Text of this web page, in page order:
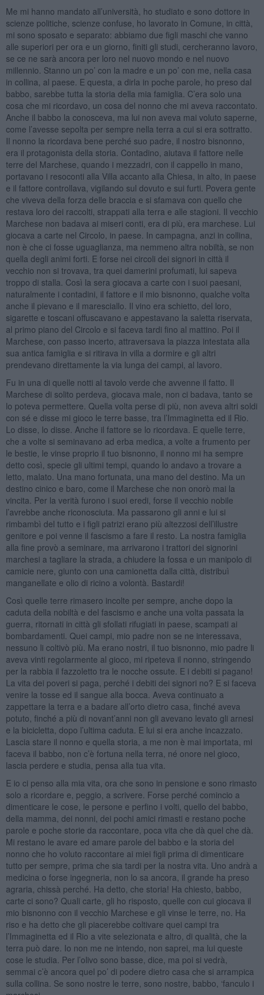
Me mi hanno mandato all’università, ho studiato e sono dottore in
scienze politiche, scienze confuse, ho lavorato in Comune, in città,
mi sono sposato e separato: abbiamo due figli maschi che vanno
alle superiori per ora e un giorno, finiti gli studi, cercheranno lavoro,
se ce ne sarà ancora per loro nel nuovo mondo e nel nuovo
millennio. Stanno un po’ con la madre e un po’ con me, nella casa
in collina, al paese. E questa, a dirla in poche parole, ho preso dal
babbo, sarebbe tutta la storia della mia famiglia. C’era solo una
cosa che mi ricordavo, un cosa del nonno che mi aveva raccontato.
Anche il babbo la conosceva, ma lui non aveva mai voluto saperne,
come l’avesse sepolta per sempre nella terra a cui si era sottratto.
Il nonno la ricordava bene perché suo padre, il nostro bisnonno,
era il protagonista della storia. Contadino, aiutava il fattore nelle
terre del Marchese, quando i mezzadri, con il cappello in mano,
portavano i resoconti alla Villa accanto alla Chiesa, in alto, in paese
e il fattore controllava, vigilando sul dovuto e sui furti. Povera gente
che viveva della forza delle braccia e si sfamava con quello che
restava loro dei raccolti, strappati alla terra e alle stagioni. Il vecchio
Marchese non badava ai miseri conti, era di più, era marchese. Lui
giocava a carte nel Circolo, in paese. In campagna, anzi in collina,
non è che ci fosse uguaglianza, ma nemmeno altra nobiltà, se non
quella degli animi forti. E forse nei circoli dei signori in città il
vecchio non si trovava, tra quei damerini profumati, lui sapeva
troppo di stalla. Così la sera giocava a carte con i suoi paesani,
naturalmente i contadini, il fattore e il mio bisnonno, qualche volta
anche il pievano e il maresciallo. Il vino era schietto, del loro,
sigarette e toscani offuscavano e appestavano la saletta riservata,
al primo piano del Circolo e si faceva tardi fino al mattino. Poi il
Marchese, con passo incerto, attraversava la piazza intestata alla
sua antica famiglia e si ritirava in villa a dormire e gli altri
prendevano direttamente la via lunga dei campi, al lavoro.
Fu in una di quelle notti al tavolo verde che avvenne il fatto. Il
Marchese di solito perdeva, giocava male, non ci badava, tanto se
lo poteva permettere. Quella volta perse di più, non aveva altri soldi
con sé e disse mi gioco le terre basse, tra l’Immaginetta ed il Rio.
Lo disse, lo disse. Anche il fattore se lo ricordava. E quelle terre,
che a volte si seminavano ad erba medica, a volte a frumento per
le bestie, le vinse proprio il tuo bisnonno, il nonno mi ha sempre
detto così, specie gli ultimi tempi, quando lo andavo a trovare a
letto, malato. Una mano fortunata, una mano del destino. Ma un
destino cinico e baro, come il Marchese che non onorò mai la
vincita. Per la verità furono i suoi eredi, forse il vecchio nobile
l’avrebbe anche riconosciuta. Ma passarono gli anni e lui si
rimbambì del tutto e i figli patrizi erano più altezzosi dell’illustre
genitore e poi venne il fascismo a fare il resto. La nostra famiglia
alla fine provò a seminare, ma arrivarono i trattori dei signorini
marchesi a tagliare la strada, a chiudere la fossa e un manipolo di
camicie nere, giunto con una camionetta dalla città, distribuì
manganellate e olio di ricino a volontà. Bastardi!
Così quelle terre rimasero incolte per sempre, anche dopo la
caduta della nobiltà e del fascismo e anche una volta passata la
guerra, ritornati in città gli sfollati rifugiati in paese, scampati ai
bombardamenti. Quei campi, mio padre non se ne interessava,
nessuno li coltivò più. Ma erano nostri, il tuo bisnonno, mio padre li
aveva vinti regolarmente al gioco, mi ripeteva il nonno, stringendo
per la rabbia il fazzoletto tra le nocche ossute. E i debiti si pagano!
La vita dei poveri si paga, perché i debiti dei signori no? E si faceva
venire la tosse ed il sangue alla bocca. Aveva continuato a
zappettare la terra e a badare all’orto dietro casa, finché aveva
potuto, finché a più di novant’anni non gli avevano levato gli arnesi
e la bicicletta, dopo l’ultima caduta. E lui si era anche incazzato.
Lascia stare il nonno e quella storia, a me non è mai importata, mi
faceva il babbo, non c’è fortuna nella terra, né onore nel gioco,
lascia perdere e studia, pensa alla tua vita.
E io ci penso alla mia vita, ora che sono in pensione e sono rimasto
solo a ricordare e, peggio, a scrivere. Forse perché comincio a
dimenticare le cose, le persone e perfino i volti, quello del babbo,
della mamma, dei nonni, dei pochi amici rimasti e restano poche
parole e poche storie da raccontare, poca vita che dà quel che dà.
Mi restano le avare ed amare parole del babbo e la storia del
nonno che ho voluto raccontare ai miei figli prima di dimenticare
tutto per sempre, prima che sia tardi per la nostra vita. Uno andrà a
medicina o forse ingegneria, non lo sa ancora, il grande ha preso
agraria, chissà perché. Ha detto, che storia! Ha chiesto, babbo,
carte ci sono? Quali carte, gli ho risposto, quelle con cui giocava il
mio bisnonno con il vecchio Marchese e gli vinse le terre, no. Ha
riso e ha detto che gli piacerebbe coltivare quei campi tra
l’Immaginetta ed il Rio a vite selezionata e altro, di qualità, che la
terra può dare. Io non me ne intendo, non saprei, ma lui queste
cose le studia. Per l’olivo sono basse, dice, ma poi si vedrà,
semmai c’è ancora quel po’ di podere dietro casa che si arrampica
sulla collina. Se sono nostre le terre, sono nostre, babbo, ‘fanculo i